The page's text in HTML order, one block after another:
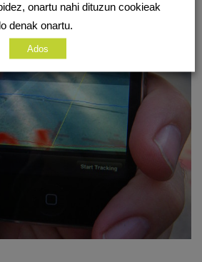
onartu nahi dituzun cookieak
denak onartu.
Ados